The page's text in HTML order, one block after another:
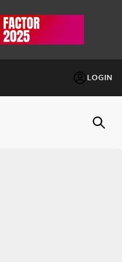
LOGIN
FACTOR